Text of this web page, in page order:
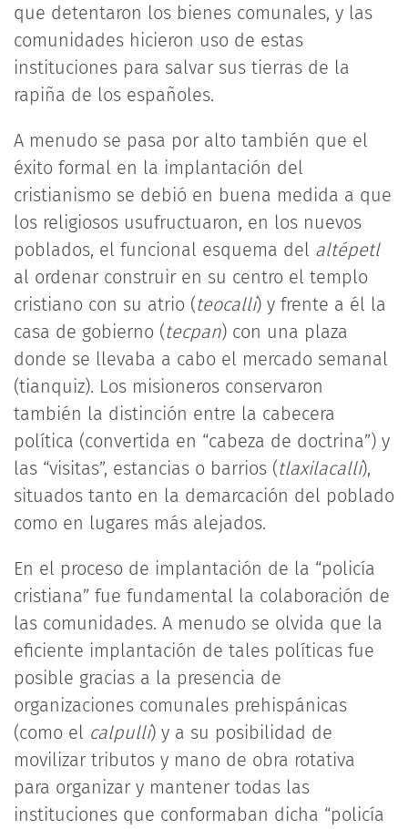
que detentaron los bienes comunales, y las
comunidades hicieron uso de estas
instituciones para salvar sus tierras de la
rapiña de los españoles.
A menudo se pasa por alto también que el
éxito formal en la implantación del
cristianismo se debió en buena medida a que
los religiosos usufructuaron, en los nuevos
poblados, el funcional esquema del altépetl
al ordenar construir en su centro el templo
cristiano con su atrio (teocalli) y frente a él la
casa de gobierno (tecpan) con una plaza
donde se llevaba a cabo el mercado semanal
(tianquiz). Los misioneros conservaron
también la distinción entre la cabecera
política (convertida en “cabeza de doctrina”) y
las “visitas”, estancias o barrios (tlaxilacalli),
situados tanto en la demarcación del poblado
como en lugares más alejados.
En el proceso de implantación de la “policía
cristiana” fue fundamental la colaboración de
las comunidades. A menudo se olvida que la
eficiente implantación de tales políticas fue
posible gracias a la presencia de
organizaciones comunales prehispánicas
(como el calpulli) y a su posibilidad de
movilizar tributos y mano de obra rotativa
para organizar y mantener todas las
instituciones que conformaban dicha “policía